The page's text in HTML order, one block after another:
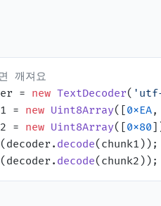
깨져요
= new TextDecoder(
= new Uint8Array([0xEA,
= new Uint8Array([0x80
(decoder. decode(chunk1));
(decoder. decode(chunk2));